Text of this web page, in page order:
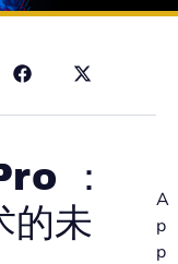
：
的未
A
p
p